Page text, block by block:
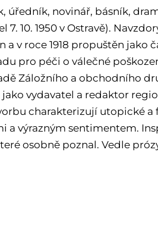
úředník, novinář, básník,
10. 1950 v Ostravě).
a v roce 1918 propuštěn jako
pro péči o válečné
Záložního a obchodního
vydavatel a redaktor
charakterizují utopické a
a výrazným sentimentem.
osobně poznal. Vedle